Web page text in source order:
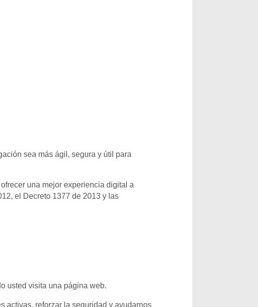
sea más ágil, segura y útil para
una mejor experiencia digital a
el Decreto 1377 de 2013 y las
usted visita una página web.
activas, reforzar la seguridad y ayudarnos